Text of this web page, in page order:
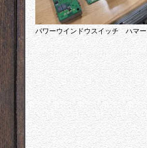
パワーウインドウスイッチ ハマー